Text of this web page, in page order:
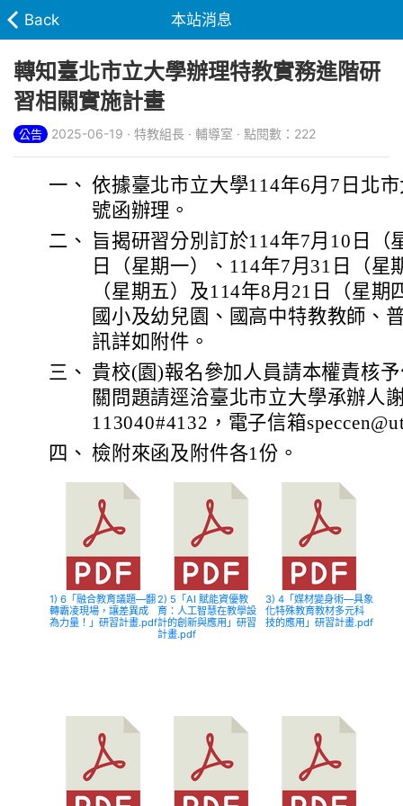
Back 本站消息
轉知臺北市立大學辦理特教實務進階研
習相關實施計畫
公告 2025-06-19 · 特教組長 · 輔導室 · 點閱數：222
一、 依據臺北市立大學114年6月7日北
號函辦理。
二、 旨揭研習分別訂於114年7月10日（
日（星期一）、114年7月31日（星
（星期五）及114年8月21日（星
國小及幼兒園、國高中特教教師、
訊詳如附件。
三、 貴校(園)報名參加人員請本權責核
關問題請逕洽臺北市立大學承辦人
113040#4132，電子信箱
四、 檢附來函及附件各1份。
1) 6「融合教育議題—翻
轉霸凌現場，讓差異成
為力量！」研習計畫.pdf
2) 5「AI 賦能資優教
育：人工智慧在教學設
計的創新與應用」研習
計畫.pdf
3) 4「媒材變身術—具象
化特殊教育教材多元科
技的應用」研習計畫.pdf